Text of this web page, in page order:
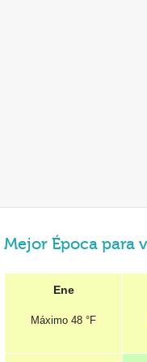
Mejor Época para
Ene
Máximo 48 °F